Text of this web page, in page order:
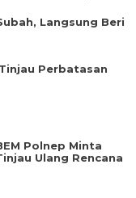
Langsung Beri
Perbatasan
Polnep Minta
Ulang Rencana